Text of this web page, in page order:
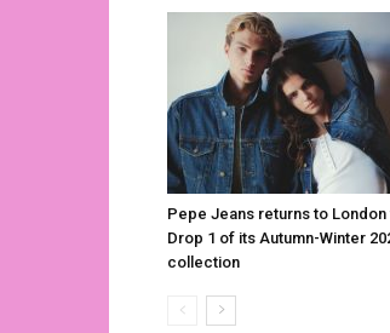
Pepe Jeans returns to
Drop 1 of its Autumn-Winter
collection